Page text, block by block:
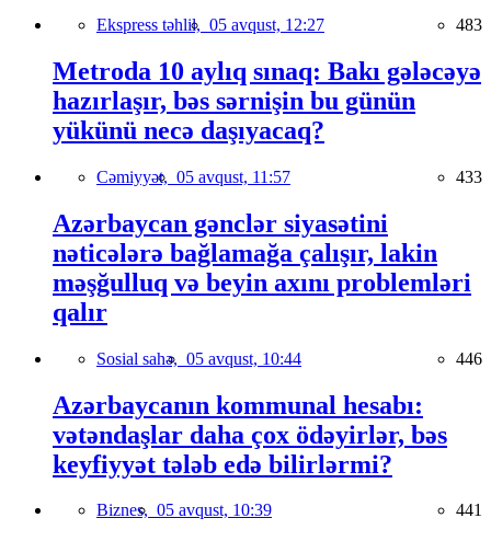
Ekspress təhlil, 05 avqust, 12:27 483
Metroda 10 aylıq sınaq: Bakı gələcəyə
hazırlaşır, bəs sərnişin bu günün
yükünü necə daşıyacaq?
Cəmiyyət, 05 avqust, 11:57 433
Azərbaycan gənclər siyasətini
nəticələrə bağlamağa çalışır, lakin
məşğulluq və beyin axını problemləri
qalır
Sosial sahə, 05 avqust, 10:44 446
Azərbaycanın kommunal hesabı:
vətəndaşlar daha çox ödəyirlər, bəs
keyfiyyət tələb edə bilirlərmi?
Biznes, 05 avqust, 10:39 441